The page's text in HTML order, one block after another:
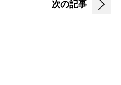
次の記事